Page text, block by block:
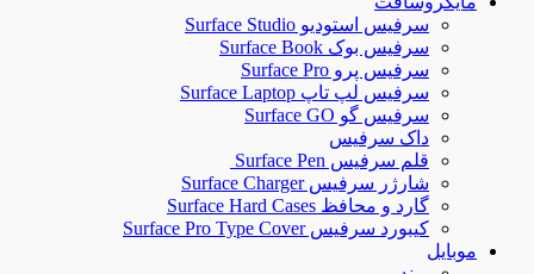
سرفیس استودیو Surface Studio
سرفیس بوک Surface Book
سرفیس پرو Surface Pro
سرفیس لپ تاپ Surface Laptop
سرفیس گو Surface GO
داک سرفیس
قلم سرفیس Surface Pen
شارژر سرفیس Surface Charger
گارد و محافظ Surface Hard Cases
کیبورد سرفیس Surface Pro Type Cover
موبایل